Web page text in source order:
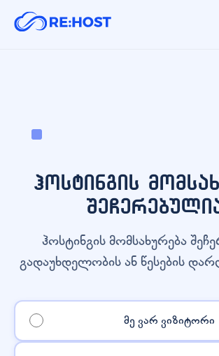
ჰოსტინგის
ჰოსტინგის მომსახურება
გადაუხდელობის ან წესების
მე ვარ ვიზიტორი